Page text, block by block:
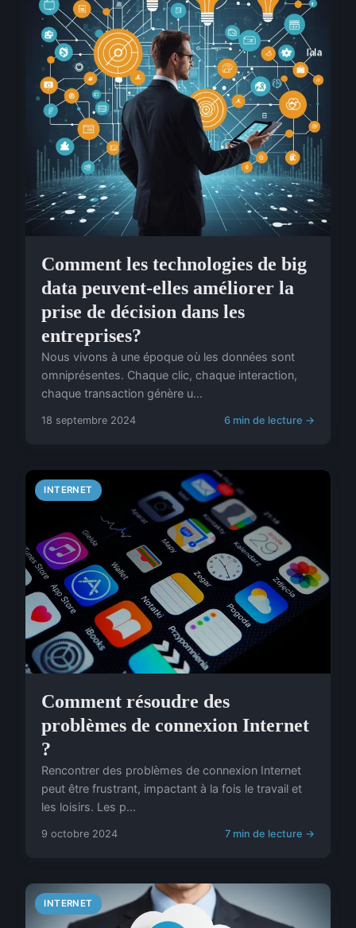
Comment les technologies de big
data peuvent-elles améliorer la
prise de décision dans les
entreprises?
Nous vivons à une époque où les données sont
omniprésentes. Chaque clic, chaque interaction,
chaque transaction génère u...
18 septembre 2024 6 min de lecture →
INTERNET
Comment résoudre des
problèmes de connexion Internet
?
Rencontrer des problèmes de connexion Internet
peut être frustrant, impactant à la fois le travail et
les loisirs. Les p...
9 octobre 2024 7 min de lecture →
INTERNET